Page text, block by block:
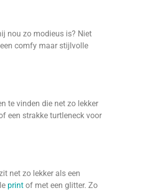
nou zo modieus is? Niet
comfy maar stijlvolle
te vinden die net zo lekker
een strakke turtleneck voor
net zo lekker als een
print of met een glitter. Zo